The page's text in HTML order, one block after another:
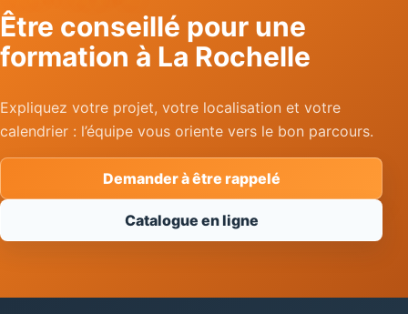
Être conseillé pour une
formation à La Rochelle
Expliquez votre projet, votre localisation et votre
calendrier : l’équipe vous oriente vers le bon parcours.
Demander à être rappelé
Catalogue en ligne